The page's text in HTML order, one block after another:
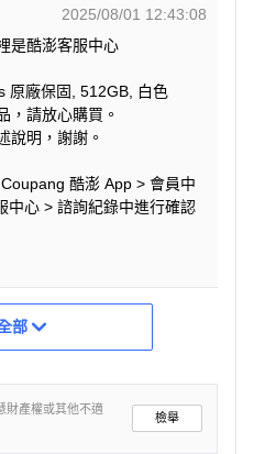
2025/08/01 12:43:08
是酷澎客服中心
原廠保固, 512GB, 白色
，請放心購買。
說明，謝謝。
酷澎 App > 會員中
中心 > 諮詢紀錄中進行確認
部
財產權或其他不適
檢舉